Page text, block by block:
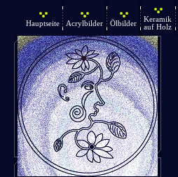
Hauptseite Acrylbilder Ölbilder
Keramik
auf Holz